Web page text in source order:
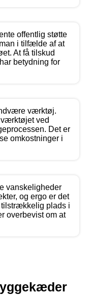
offentlig støtte
i tilfælde af at
At få tilskud
betydning for
værktøj.
ved
Det er
omkostninger i
vanskeligheder
og ergo er det
tilstrækkelig plads i
overbevist om at